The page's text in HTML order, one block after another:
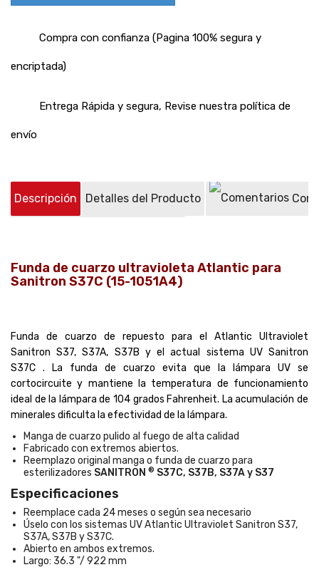
Compra con confianza (Pagina 100% segura y
encriptada)
Entrega Rápida y segura, Revise nuestra política de
envío
Descripción Detalles del Producto
Funda de cuarzo ultravioleta Atlantic para
Sanitron S37C (15-1051A4)
Funda de cuarzo de repuesto para el Atlantic Ultraviolet
Sanitron S37, S37A, S37B y el actual sistema UV Sanitron
S37C . La funda de cuarzo evita que la lámpara UV se
cortocircuite y mantiene la temperatura de funcionamiento
ideal de la lámpara de 104 grados Fahrenheit. La acumulación de
minerales dificulta la efectividad de la lámpara.
Manga de cuarzo pulido al fuego de alta calidad
Fabricado con extremos abiertos.
Reemplazo original manga o funda de cuarzo para
esterilizadores SANITRON ® S37C, S37B, S37A y S37
Especificaciones
Reemplace cada 24 meses o según sea necesario
Úselo con los sistemas UV Atlantic Ultraviolet Sanitron S37,
S37A, S37B y S37C.
Abierto en ambos extremos.
Largo: 36.3 "/ 922 mm